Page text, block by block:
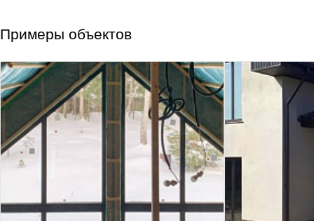
Примеры объектов